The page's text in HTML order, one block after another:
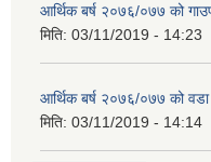
आर्थिक बर्ष २०७६/०७७ को
मिति: 03/11/2019 - 14:23
आर्थिक बर्ष २०७६/०७७ को वडा
मिति: 03/11/2019 - 14:14